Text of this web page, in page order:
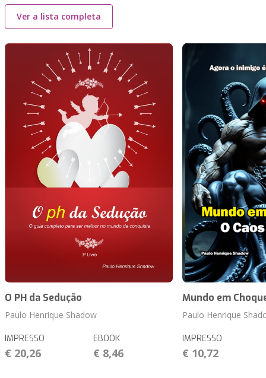
Ver a lista completa
O PH da Sedução
Paulo Henrique Shadow
IMPRESSO
€ 20,26
EBOOK
€ 8,46
Mundo em
Paulo Henrique
IMPRESSO
€ 10,72